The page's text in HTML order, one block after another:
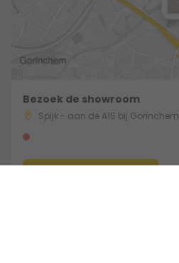
Bezoek de showroom
Spijk - aan de A15 bij Gorinchem